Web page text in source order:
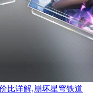
比详解,崩坏星穹铁道